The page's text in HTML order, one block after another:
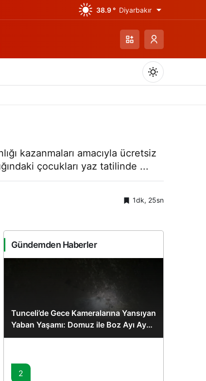
38.9 ° Diyarbakır
Gündüz Modu
Gündüz modunu seçin.
kazanmaları amacıyla ücretsiz
çocukları yaz tatilinde ...
1dk, 25sn
Gündemden Haberler
Tunceli’de Gece Kameralarına Yansıyan
Yaban Yaşamı: Domuz ile Boz Ayı Aynı
Karede
2